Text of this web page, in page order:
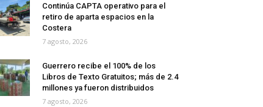
Continúa CAPTA operativo para el
retiro de aparta espacios en la
Costera
7 agosto, 2026
Guerrero recibe el 100% de los
Libros de Texto Gratuitos; más de 2.4
millones ya fueron distribuidos
7 agosto, 2026